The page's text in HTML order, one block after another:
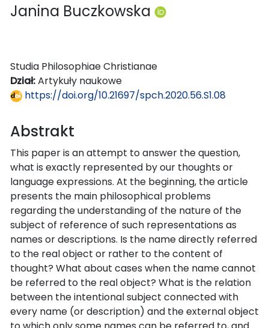
Janina Buczkowska
Studia Philosophiae Christianae
Dział:Artykuły naukowe
https://doi.org/10.21697/spch.2020.56.S1.08
Abstrakt
This paper is an attempt to answer the question,
what is exactly represented by our thoughts or
language expressions. At the beginning, the article
presents the main philosophical problems
regarding the understanding of the nature of the
subject of reference of such representations as
names or descriptions. Is the name directly referred
to the real object or rather to the content of
thought? What about cases when the name cannot
be referred to the real object? What is the relation
between the intentional subject connected with
every name (or description) and the external object